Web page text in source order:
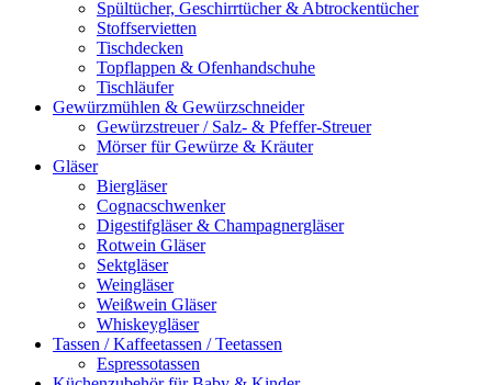
Spültücher, Geschirrtücher & Abtrockentücher
Stoffservietten
Tischdecken
Topflappen & Ofenhandschuhe
Tischläufer
Gewürzmühlen & Gewürzschneider
Gewürzstreuer / Salz- & Pfeffer-Streuer
Mörser für Gewürze & Kräuter
Gläser
Biergläser
Cognacschwenker
Digestifgläser & Champagnergläser
Rotwein Gläser
Sektgläser
Weingläser
Weißwein Gläser
Whiskeygläser
Tassen / Kaffeetassen / Teetassen
Espressotassen